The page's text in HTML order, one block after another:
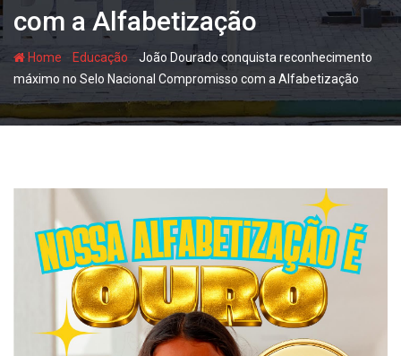
com a Alfabetização
Home Educação -João Dourado conquista reconhecimento
máximo no Selo Nacional Compromisso com a Alfabetização